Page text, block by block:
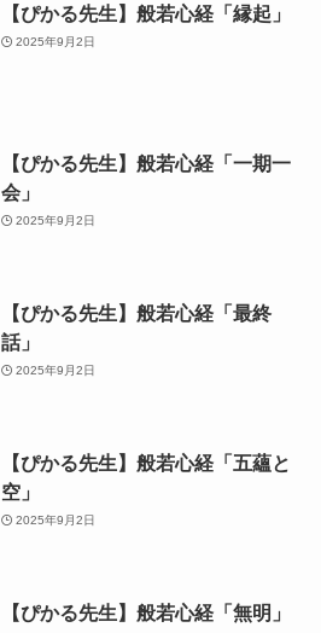
【ぴかる先生】般若心経「縁起」
2025年9月2日
【ぴかる先生】般若心経「一期一
会」
2025年9月2日
【ぴかる先生】般若心経「最終
話」
2025年9月2日
【ぴかる先生】般若心経「五蘊と
空」
2025年9月2日
【ぴかる先生】般若心経「無明」